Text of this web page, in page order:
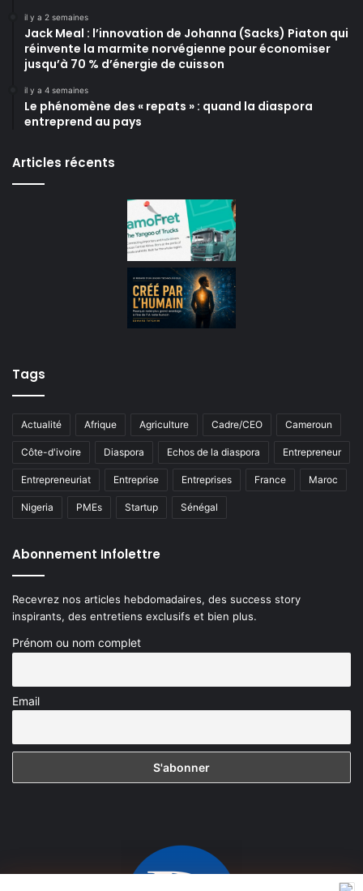
il y a 2 semaines
Jack Meal : l’innovation de Johanna (Sacks) Piaton qui
réinvente la marmite norvégienne pour économiser
jusqu’à 70 % d’énergie de cuisson
il y a 4 semaines
Le phénomène des « repats » : quand la diaspora
entreprend au pays
Articles récents
Tags
Actualité Afrique Agriculture Cadre/CEO Cameroun
Côte-d'ivoire Diaspora Echos de la diaspora Entrepreneur
Entrepreneuriat Entreprise Entreprises France Maroc
Nigeria PMEs Startup Sénégal
Abonnement Infolettre
Recevrez nos articles hebdomadaires, des success story
inspirants, des entretiens exclusifs et bien plus.
Prénom ou nom complet
Email